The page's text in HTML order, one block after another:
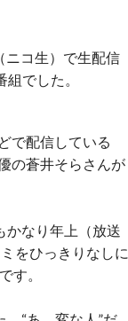
ニコ生）で生配信
でした。
で配信している
の蒼井そらさんが
かなり年上（放送
をひっきりなしに
す。